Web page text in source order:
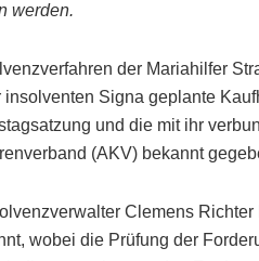
werden.
der Mariahilfer
insolventen Signa geplante
und die mit ihr
(AKV) bekannt
Clemens
wobei die Prüfung der